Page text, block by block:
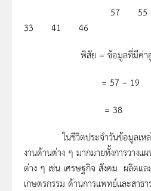
57 55
33 41 46
พิสัย = ข้อมูลที่มีค่าสูงสุด
= 57 – 19
= 38
ในชีวิตประจำวันข้อมูลเหล่านี้
งานด้านต่าง ๆ มากมายทั้งการวาง
ต่าง ๆ เช่น เศรษฐกิจ สังคม ผลิตแ
เกษตรกรรม ด้านการแพทย์และสาธ